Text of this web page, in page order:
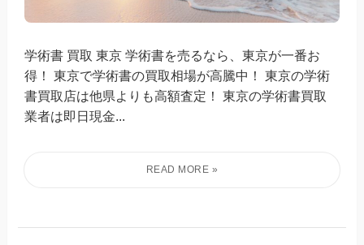
学術書 買取 東京 学術書を売るなら、東京が一番お
得！ 東京で学術書の買取相場が高騰中！ 東京の学術
書買取店は他県よりも高額査定！ 東京の学術書買取
業者は即日現金...